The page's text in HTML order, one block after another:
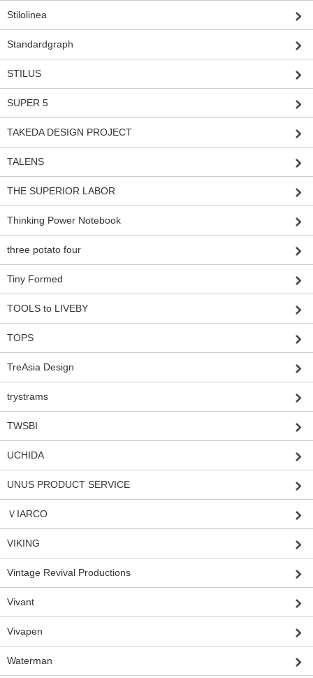
Stilolinea
Standardgraph
STILUS
SUPER 5
TAKEDA DESIGN PROJECT
TALENS
THE SUPERIOR LABOR
Thinking Power Notebook
three potato four
Tiny Formed
TOOLS to LIVEBY
TOPS
TreAsia Design
trystrams
TWSBI
UCHIDA
UNUS PRODUCT SERVICE
ＶIARCO
VIKING
Vintage Revival Productions
Vivant
Vivapen
Waterman